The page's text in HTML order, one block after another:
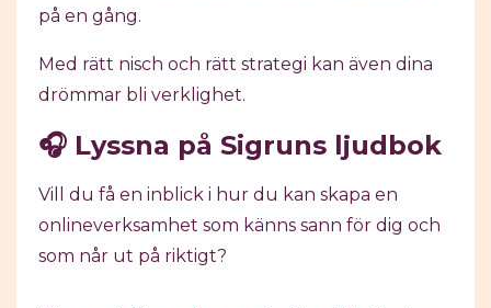
på en gång.
Med rätt nisch och rätt strategi kan även dina
drömmar bli verklighet.
🎧 Lyssna på Sigruns ljudbok
Vill du få en inblick i hur du kan skapa en
onlineverksamhet som känns sann för dig och
som når ut på riktigt?